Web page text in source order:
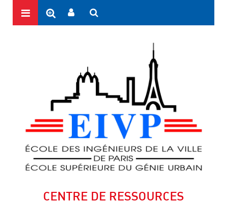
CENTRE DE RESSOURCES